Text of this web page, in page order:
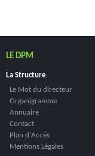
LE DPM
La Structure
Le Mot du directeur
Organigramme
Annuaire
Contact
Plan d'Accès
Mentions Légales